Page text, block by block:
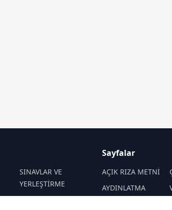
SINAVLAR VE
YERLEŞTİRME
Sayfalar
AÇIK RIZA METNİ
AYDINLATMA